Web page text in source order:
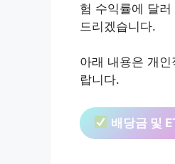
험 수익률에 달
드리겠습니다.
아래 내용은 개
랍니다.
배당금 및